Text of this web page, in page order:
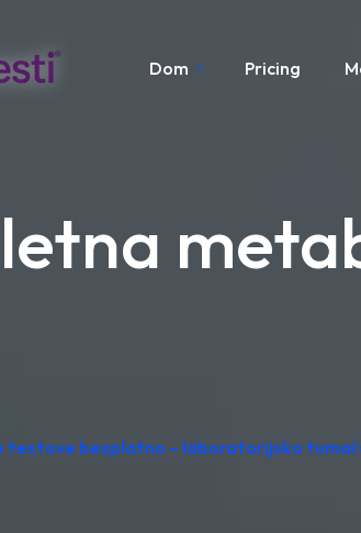
Dom Pricing
testove besplatno – laboratorijsko